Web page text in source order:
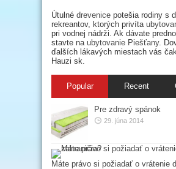
Útulné drevenice potešia rodiny s
rekreantov, ktorých privíta
pri vodnej nádrži. Ak dávate
stavte na ubytovanie Piešťany.
ďalších lákavých miestach vás
Hauzi sk.
Popular Recent
Pre zdravý spánok
29. júna 2014
Máte právo si požiadať o vrátenie